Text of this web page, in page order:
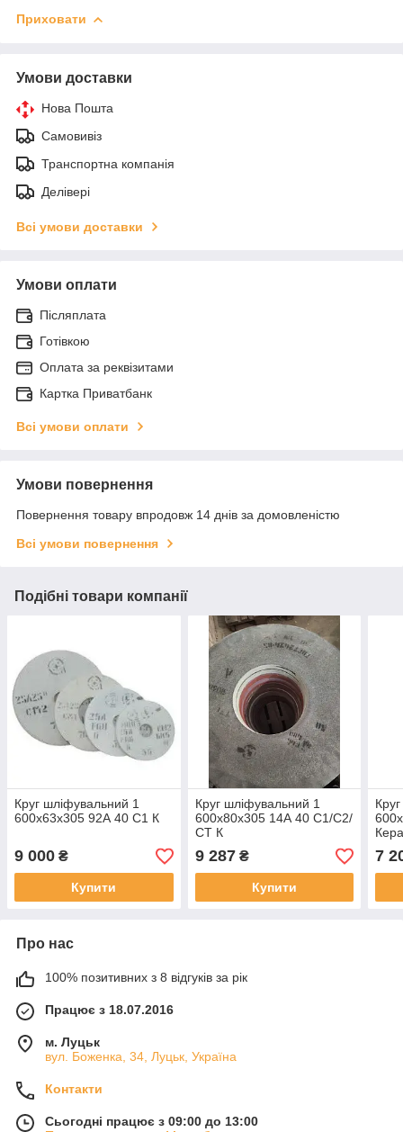
Приховати
Умови доставки
Нова Пошта
Самовивіз
Транспортна компанія
Делівері
Всі умови доставки
Умови оплати
Післяплата
Готівкою
Оплата за реквізитами
Картка Приватбанк
Всі умови оплати
Умови повернення
Повернення товару впродовж 14 днів за домовленістю
Всі умови повернення
Подібні товари компанії
Круг шліфувальний 1
600х63х305 92А 40 С1 К
9 000 ₴
Купити
Круг шліфувальний 1
600х80х305 14А 40 С1/С2/
СТ К
9 287₴
Купити
7
Про нас
100% позитивних з 8 відгуків за рік
Працює з 18.07.2016
м. Луцьк
вул. Боженка, 34, Луцьк, Україна
Контакти
Сьогодні працює з 09:00 до 13:00